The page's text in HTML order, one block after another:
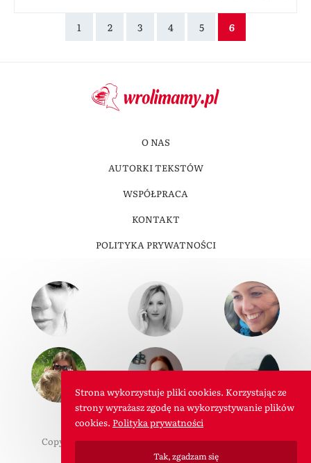
1 2 3 4 5 6
O NAS
AUTORKI TEKSTÓW
WSPÓŁPRACA
KONTAKT
POLITYKA PRYWATNOŚCI
Copyright © 2011-2026 W Roli Mamy. Wszelkie prawa
zastrzeżone.
Strona wykorzystuje pliki cookies. Korzystając ze
strony wyrażasz zgodę na wykorzystywanie plików
cookies. Polityka prywatności
Tak, zgadzam się